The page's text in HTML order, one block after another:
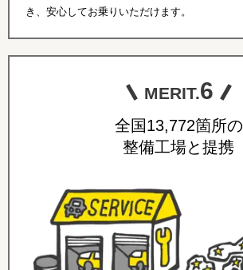
き、安心してお乗りいただけます。
MERIT.6
全国13,772箇所の
整備工場と提携